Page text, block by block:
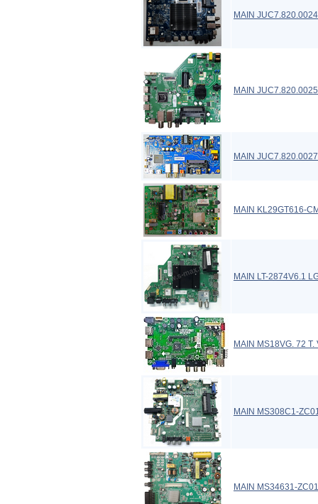
MAIN
MAIN
MAIN
MAIN KL29GT616-
MAIN LT-2874V6.1
MAIN MS18VG. 72 T.
MAIN MS308C1-
MAIN MS34631-